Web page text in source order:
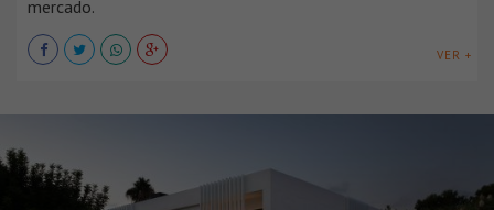
mercado. ​
VER +